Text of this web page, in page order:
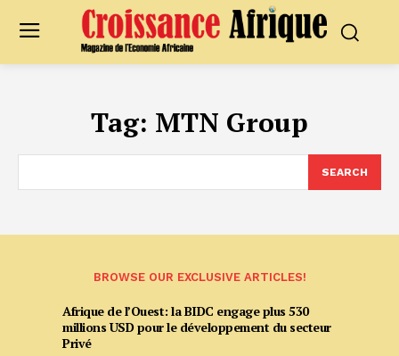
Tag: MTN Group
SEARCH
BROWSE OUR EXCLUSIVE ARTICLES!
Afrique de l’Ouest: la BIDC engage plus 530
millions USD pour le développement du secteur
Privé